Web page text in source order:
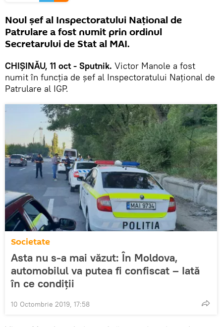
Noul șef al Inspectoratului Național de
Patrulare a fost numit prin ordinul
Secretarului de Stat al MAI.
CHIȘINĂU, 11 oct - Sputnik. Victor Manole a fost
numit în funcția de șef al Inspectoratului Național de
Patrulare al IGP.
Societate
Asta nu s-a mai văzut: În Moldova,
automobilul va putea fi confiscat – Iată
în ce condiții
10 Octombrie 2019, 17:58